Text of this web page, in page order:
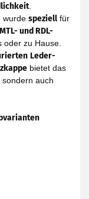
wurde speziell für
MTL- und RDL-
zu Hause.
Leder-
bietet das
, sondern auch